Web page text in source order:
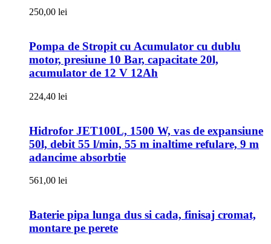
250,00 lei
Pompa de Stropit cu Acumulator cu dublu
motor, presiune 10 Bar, capacitate 20l,
acumulator de 12 V 12Ah
224,40 lei
Hidrofor JET100L, 1500 W, vas de expansiune
50l, debit 55 l/min, 55 m inaltime refulare, 9 m
adancime absorbtie
561,00 lei
Baterie pipa lunga dus si cada, finisaj cromat,
montare pe perete